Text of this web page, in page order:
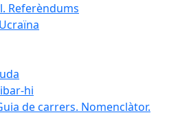
Referèndums
hi
de carrers. Nomenclàtor.